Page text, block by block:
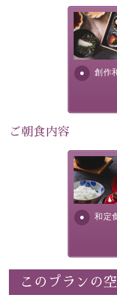
この一年限りの機会に
-----------【安心への取
個室料亭、貸切風呂の
・1,500円分館内利用券
・水墨画巡りのご参加
・記念写真＆15周年オ
ド】プレゼント（1部屋
・朝夕個室料亭で個室
・諏訪大社4社を巡る
・館内着をご用意
創作
美湖膳と
提供する
明が考え
す。美し
ご朝食内容
和定
さっぱり
れる食材
ふんだん
安全を心
このプランの